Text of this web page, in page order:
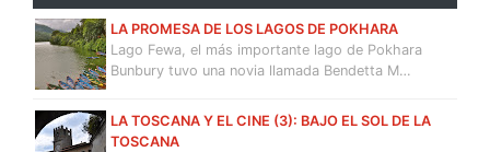
LA PROMESA DE LOS LAGOS DE POKHARA
Lago Fewa, el más importante lago de Pokhara
Bunbury tuvo una novia llamada Bendetta M…
LA TOSCANA Y EL CINE (3): BAJO EL SOL DE LA
TOSCANA